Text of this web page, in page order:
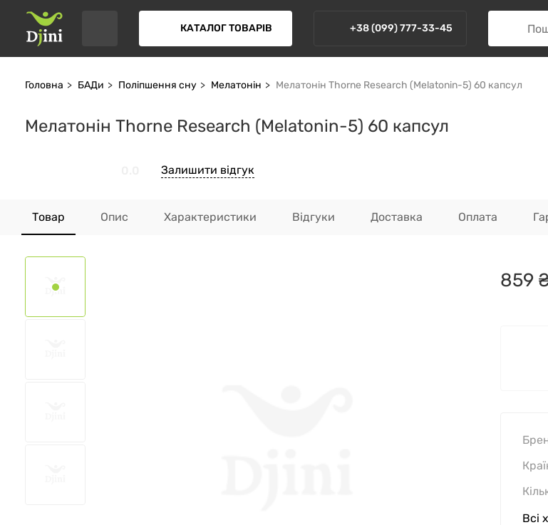
КАТАЛОГ ТОВАРІВ +38 (099) 777-33-45
Головна БАДи Поліпшення сну Мелатонін Мелатонін Thorne Research (Melatonin-5) 60 капсул
Мелатонін Thorne Research (Melatonin-5) 60 капсул
Залишити відгук
Товар Опис Характеристики Відгуки Доставка Оплата
859
Всі